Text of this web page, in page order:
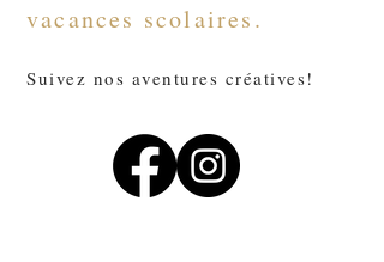
vacances scolaires.
Suivez nos aventures créatives!